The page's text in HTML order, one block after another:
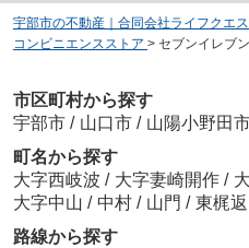
宇部市の不動産｜合同会社ライフクエス
コンビニエンスストア > セブンイレブ
市区町村から探す
宇部市 / 山口市 / 山陽小野田
町名から探す
大字西岐波 / 大字妻崎開作 /
大字中山 / 中村 / 山門 / 東梶返
路線から探す